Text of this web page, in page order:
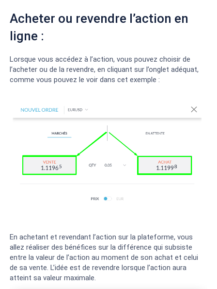
Acheter ou revendre l’action en
ligne :
Lorsque vous accédez à l’action, vous pouvez choisir de
l’acheter ou de la revendre, en cliquant sur l’onglet adéquat,
comme vous pouvez le voir dans cet exemple :
En achetant et revendant l’action sur la plateforme, vous
allez réaliser des bénéfices sur la différence qui subsiste
entre la valeur de l’action au moment de son achat et celui
de sa vente. L’idée est de revendre lorsque l’action aura
atteint sa valeur maximale.